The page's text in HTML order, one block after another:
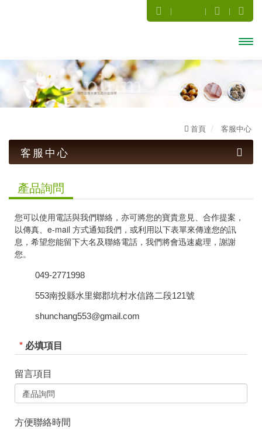
首頁 客服中心
客服中心
聯絡我們
異業結盟
其他問題
產品詢問
您可以使用電話與我們聯絡，亦可將您的寶貴意見、合作提案，
以傳真、e-mail 方式通知我們，或利用以下表單來傳達您的訊
息，希望您能留下大名及聯絡電話，我們將會迅速處理，謝謝
您。
049-2771998
553南投縣水里鄉郡坑村水信路二段121號
shunchang553@gmail.com
* 必填項目
留言項目
方便聯絡時間